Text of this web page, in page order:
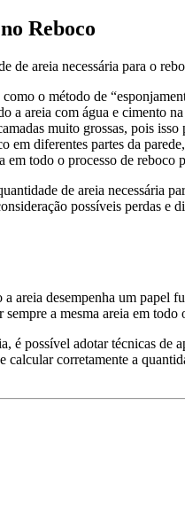
Reboco
de areia necessária para o
o método de
a areia com água e cimento
muito grossas, pois isso
em diferentes partes da
em todo o processo de reboco
de areia necessária
possíveis perdas
desempenha um papel
a mesma areia em
é possível adotar técnicas
calcular corretamente a